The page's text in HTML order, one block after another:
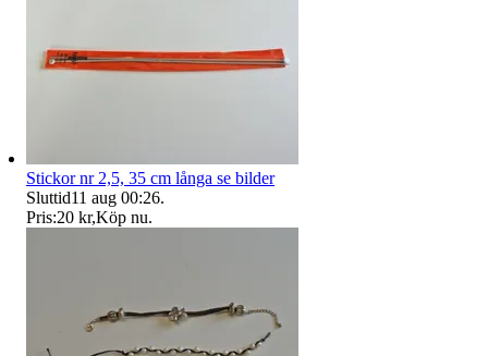
Stickor nr 2,5, 35 cm långa se bilder
Sluttid11 aug 00:26.
Pris:20 kr,Köp nu.